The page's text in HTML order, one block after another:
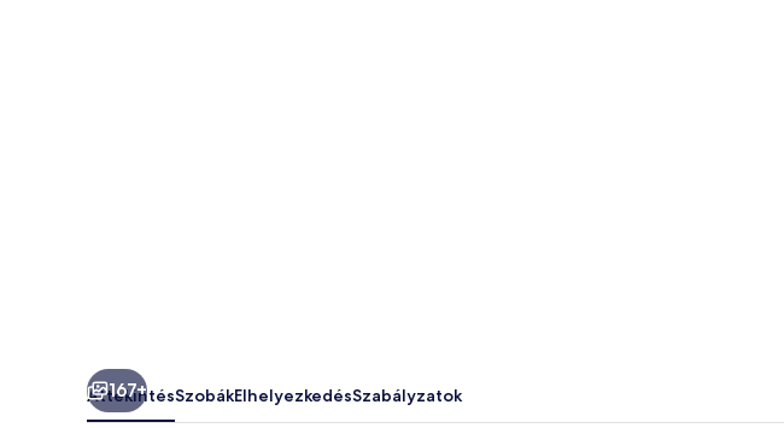
167+
ÁttekintésSzobákElhelyezkedésSzabályzatok